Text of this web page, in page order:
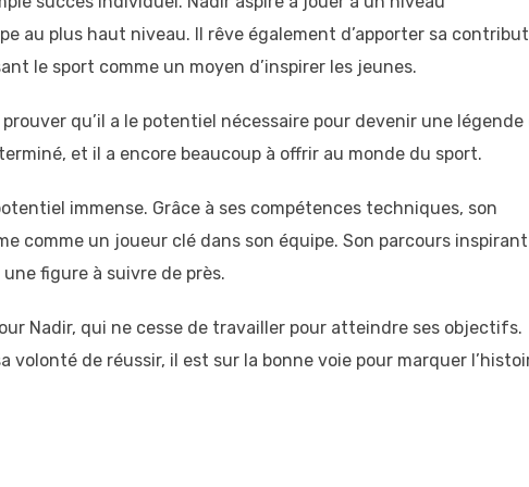
au plus haut niveau. Il rêve également d’apporter sa
le sport comme un moyen d’inspirer les jeunes.
qu’il a le potentiel nécessaire pour devenir une légende
et il a encore beaucoup à offrir au monde du sport.
immense. Grâce à ses compétences techniques, son
comme un joueur clé dans son équipe. Son parcours
figure à suivre de près.
Nadir, qui ne cesse de travailler pour atteindre ses objectifs.
volonté de réussir, il est sur la bonne voie pour marquer